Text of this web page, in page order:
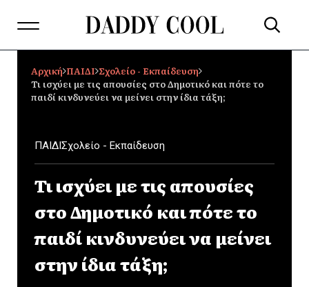
Αρχική ΠΑΙΔΙ Σχολείο - Εκπαίδευση
Τι ισχύει με τις απουσίες στο Δημοτικό και πότε το
παιδί κινδυνεύει να μείνει στην ίδια τάξη;
ΠΑΙΔΙΣχολείο - Εκπαίδευση
Τι ισχύει με τις απουσίες
στο Δημοτικό και πότε το
παιδί κινδυνεύει να μείνει
στην ίδια τάξη;